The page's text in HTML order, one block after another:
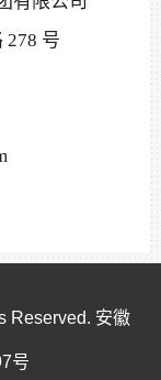
278 号
Reserved. 安徽
号